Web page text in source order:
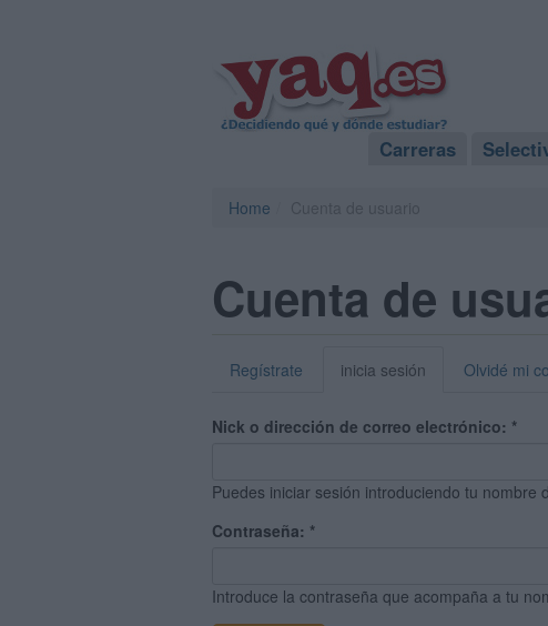
Carreras
Home
Cuenta de
Regístrate inicia sesión Olvidé mi
Nick o dirección de correo electrónico: *
Puedes iniciar sesión introduciendo tu
Contraseña: *
Introduce la contraseña que acompaña a tu